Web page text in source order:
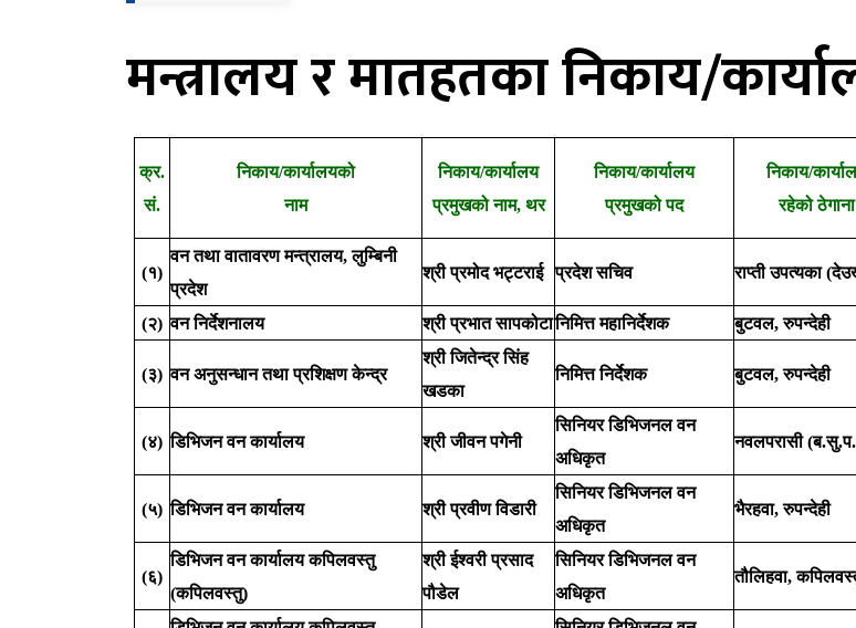
मन्त्रालय र मातहतका निकाय/
क्र.
सं.
निकाय/कार्यालयको
नाम
निकाय/कार्यालय
प्रमुखको नाम, थर
निकाय/कार्यालय
प्रमुखको पद
निकाय/
रहेको ठेगाना
(१)
वन तथा वातावरण मन्त्रालय, लुम्बिनी
प्रदेश
श्री प्रमोद भट्टराई प्रदेश सचिव राप्ती उपत्यका
(२) वन निर्देशनालय श्री प्रभात सापकोटानिमित्त महानिर्देशक बुटवल, रुपन्देही
(३) वन अनुसन्धान तथा प्रशिक्षण केन्द्र
श्री जितेन्द्र सिंह
खडका
निमित्त निर्देशक बुटवल, रुपन्देही
(४) डिभिजन वन कार्यालय श्री जीवन पगेनी
सिनियर डिभिजनल वन
अधिकृत
नवलपरासी
(५) डिभिजन वन कार्यालय श्री प्रवीण विडारी
सिनियर डिभिजनल वन
अधिकृत
भैरहवा, रुपन्देही
(६)
डिभिजन वन कार्यालय कपिलवस्तु
(कपिलवस्तु)
श्री ईश्वरी प्रसाद
पौडेल
सिनियर डिभिजनल वन
अधिकृत
तौलिहवा,